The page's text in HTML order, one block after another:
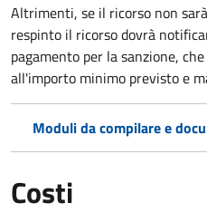
Altrimenti, se il ricorso non
respinto il ricorso dovrà
pagamento per la sanzione,
all'importo minimo previsto e
Moduli da compilare e
Costi